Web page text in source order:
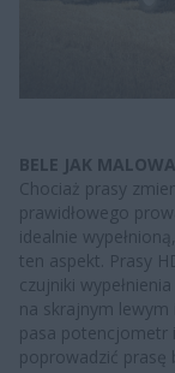
BELE JAK
Chociaż prasy
prawidłowego
idealnie
ten aspekt. Prasy
czujniki
na skrajnym lewym
pasa potencjometr
poprowadzić prasę